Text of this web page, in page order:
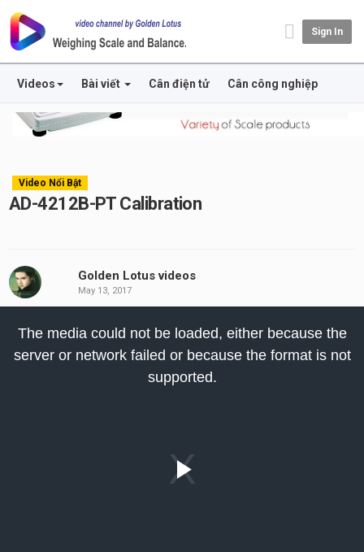
Sign In
Videos Bài viết Cân điện tử Cân công nghiệp
Video Nổi Bật
AD-4212B-PT Calibration
Golden Lotus videos
May 13, 2017
The media could not be loaded, either because the
server or network failed or because the format is not
supported.